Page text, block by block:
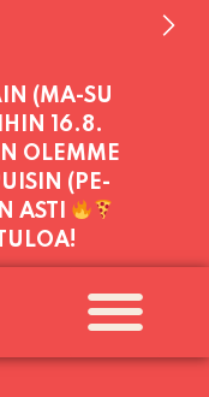
(MA-SU
16.8.
OLEMME
(PE-
ASTI